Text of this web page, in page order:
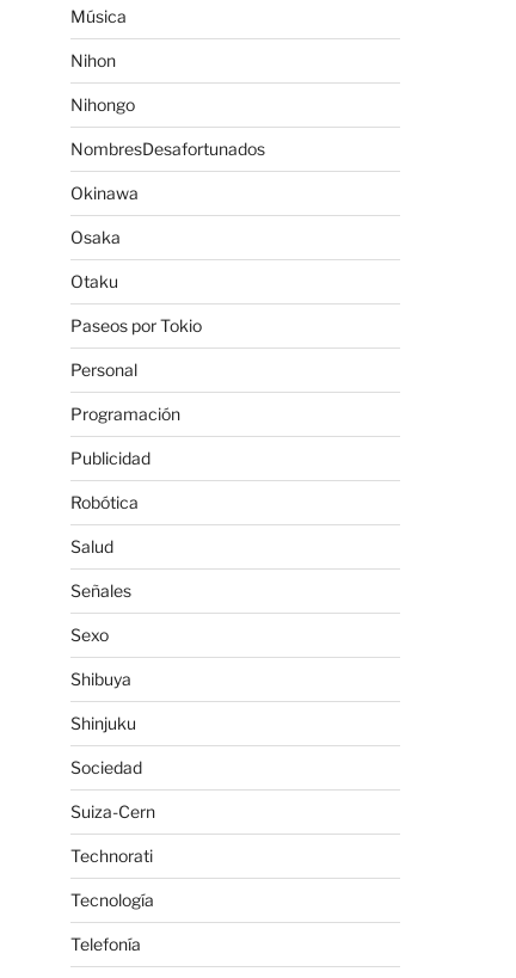
Música
Nihon
Nihongo
NombresDesafortunados
Okinawa
Osaka
Otaku
Paseos por Tokio
Personal
Programación
Publicidad
Robótica
Salud
Señales
Sexo
Shibuya
Shinjuku
Sociedad
Suiza-Cern
Technorati
Tecnología
Telefonía